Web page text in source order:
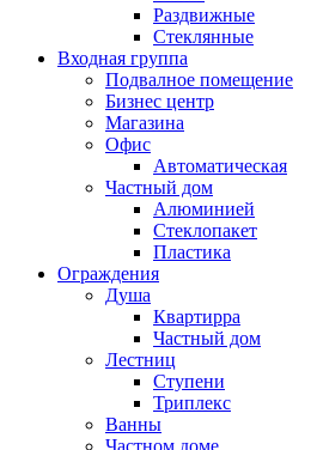
Раздвижные
Стеклянные
Входная группа
Подвалное помещение
Бизнес центр
Магазина
Офис
Автоматическая
Частный дом
Алюминией
Стеклопакет
Пластика
Ограждения
Душа
Квартирра
Частный дом
Лестниц
Ступени
Триплекс
Ванны
Частном доме